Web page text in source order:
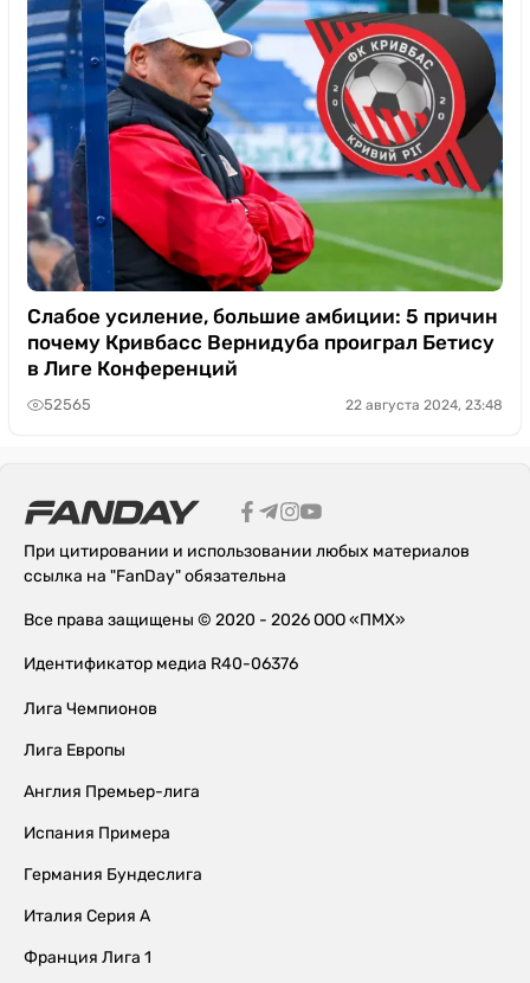
Слабое усиление, большие амбиции: 5 причин
почему Кривбасс Вернидуба проиграл Бетису
в Лиге Конференций
52565 22 августа 2024, 23:48
При цитировании и использовании любых материалов
ссылка на "FanDay" обязательна
Все права защищены © 2020 - 2026 ООО «ПМХ»
Идентификатор медиа R40-06376
Лига Чемпионов
Лига Европы
Англия Премьер-лига
Испания Примера
Германия Бундеслига
Италия Серия А
Франция Лига 1